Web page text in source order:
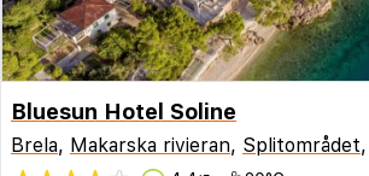
Bluesun Hotel Soline
Brela, Makarska rivieran, Splitområdet,